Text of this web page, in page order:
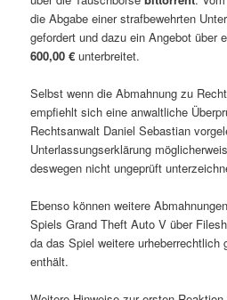
die Abgabe einer strafbewehrten
gefordert und dazu ein Angebot über
600,00 € unterbreitet.
Selbst wenn die Abmahnung zu
empfiehlt sich eine anwaltliche
Rechtsanwalt Daniel Sebastian
Unterlassungserklärung
deswegen nicht ungeprüft
Ebenso können weitere
Spiels Grand Theft Auto V über
da das Spiel weitere urheberrechtlich
enthält.